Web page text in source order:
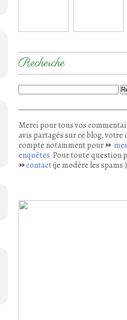
Recherche
Merci pour tous vos
avis partagés sur ce blog, votre
compte notamment pour ⏩
enquêtes Pour toute question
⏩contact(je modère les spams )